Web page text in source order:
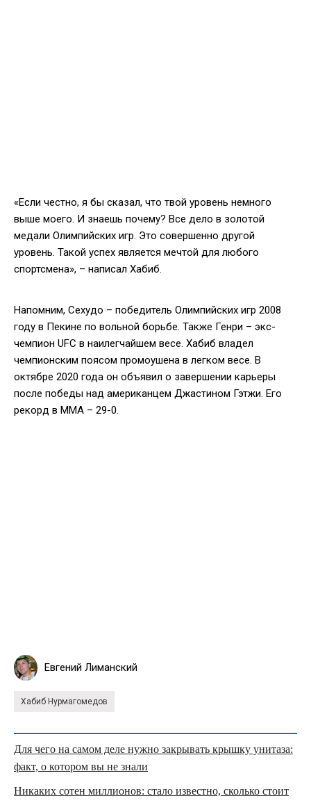
«Если честно, я бы сказал, что твой уровень немного
выше моего. И знаешь почему? Все дело в золотой
медали Олимпийских игр. Это совершенно другой
уровень. Такой успех является мечтой для любого
спортсмена», – написал Хабиб.
Напомним, Сехудо – победитель Олимпийских игр 2008
году в Пекине по вольной борьбе. Также Генри – экс-
чемпион UFC в наилегчайшем весе. Хабиб владел
чемпионским поясом промоушена в легком весе. В
октябре 2020 года он объявил о завершении карьеры
после победы над американцем Джастином Гэтжи. Его
рекорд в ММА – 29-0.
Евгений Лиманский
Хабиб Нурмагомедов
Для чего на самом деле нужно закрывать крышку унитаза:
факт, о котором вы не знали
Никаких сотен миллионов: стало известно, сколько стоит